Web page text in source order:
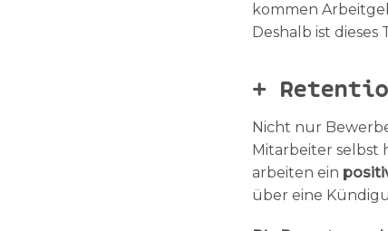
kommen
Deshalb ist
+
Nicht nur
Mitarbeiter selbst
arbeiten ein
über eine